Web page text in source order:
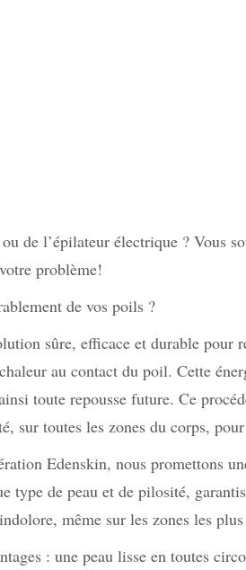
de l’épilateur électrique ? Vous
problème!
de vos poils ?
sûre, efficace et durable pour
au contact du poil. Cette
toute repousse future. Ce
sur toutes les zones du corps,
Edenskin, nous promettons
type de peau et de pilosité,
même sur les zones les plus
: une peau lisse en toutes